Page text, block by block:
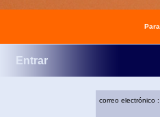
Entrar
correo electrónico :